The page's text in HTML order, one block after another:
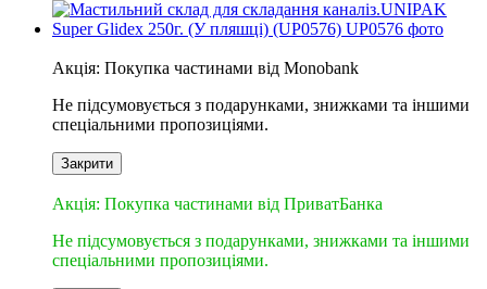
Акція: Покупка частинами від Monobank
Не підсумовується з подарунками, знижками та іншими
спеціальними пропозиціями.
Закрити
Акція: Покупка частинами від ПриватБанка
Не підсумовується з подарунками, знижками та іншими
спеціальними пропозиціями.